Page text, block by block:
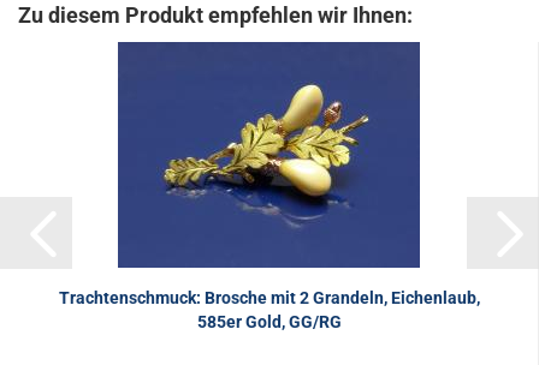
Zu diesem Produkt empfehlen wir Ihnen:
Trachtenschmuck: Brosche mit 2 Grandeln, Eichenlaub,
585er Gold, GG/RG